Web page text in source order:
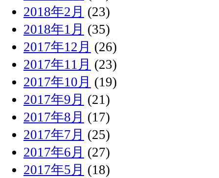
2018年2月 (23)
2018年1月 (35)
2017年12月 (26)
2017年11月 (23)
2017年10月 (19)
2017年9月 (21)
2017年8月 (17)
2017年7月 (25)
2017年6月 (27)
2017年5月 (18)